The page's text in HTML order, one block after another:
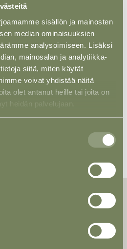
sisällön ja mainosten
median ominaisuuksien
analysoimiseen. Lisäksi
mainosalan ja analytiikka-
siitä, miten käytät
voivat yhdistää näitä
olet antanut heille tai joita on
heidän palvelujaan.
se, miten
alueella, jolle on ihmisen
jatkuvasti muuttuvia
muodostunut merkittäviä
Päätöstä voidaan pitää
ja myönteisenä
jatkokehittämisen